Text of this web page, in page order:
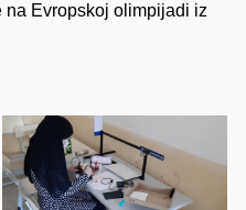
Evropskoj olimpijadi iz